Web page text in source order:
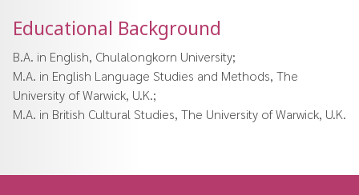
Educational Background
B.A. in English, Chulalongkorn University;
M.A. in English Language Studies and Methods, The
University of Warwick, U.K.;
M.A. in British Cultural Studies, The University of Warwick, U.K.